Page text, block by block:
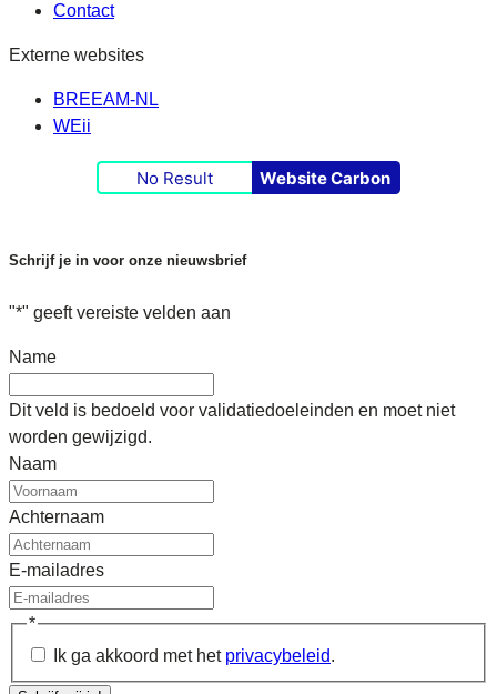
Contact
Externe websites
BREEAM-NL
WEii
No Result Website Carbon
Schrijf je in voor onze nieuwsbrief
"*" geeft vereiste velden aan
Name
Dit veld is bedoeld voor validatiedoeleinden en moet niet
worden gewijzigd.
Naam
Achternaam
E-mailadres
*
Ik ga akkoord met het privacybeleid.